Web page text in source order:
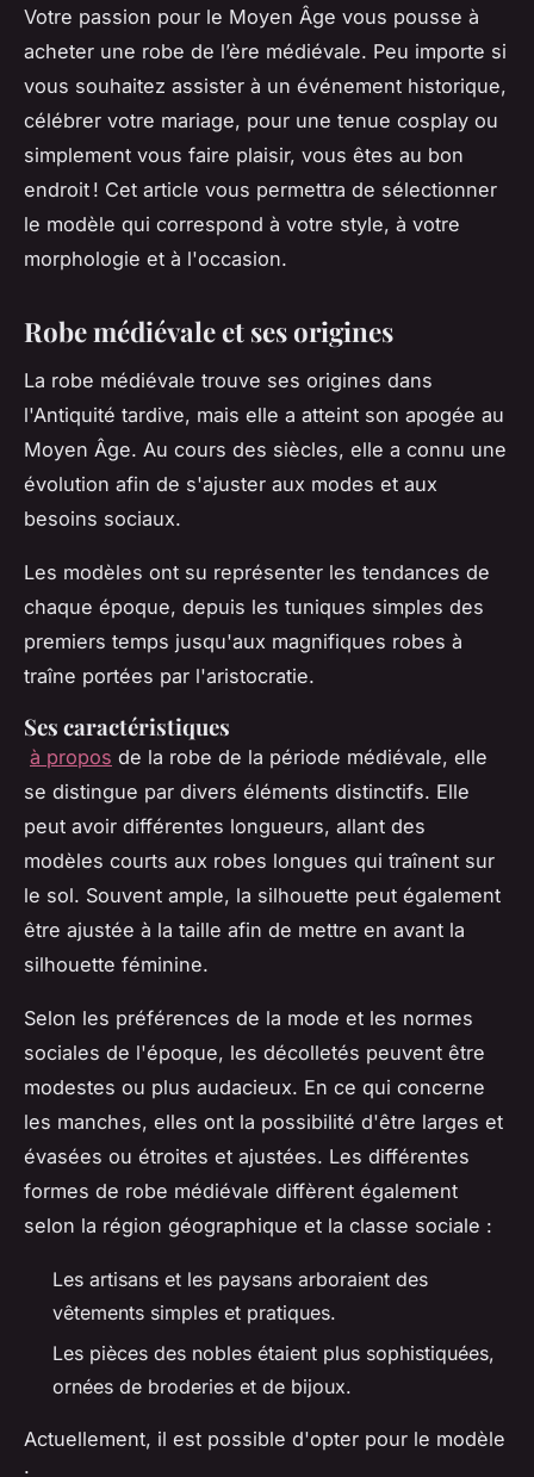
Votre passion pour le Moyen Âge vous pousse à
acheter une robe de l’ère médiévale. Peu importe si
vous souhaitez assister à un événement historique,
célébrer votre mariage, pour une tenue cosplay ou
simplement vous faire plaisir, vous êtes au bon
endroit ! Cet article vous permettra de sélectionner
le modèle qui correspond à votre style, à votre
morphologie et à l'occasion.
Robe médiévale et ses origines
La robe médiévale trouve ses origines dans
l'Antiquité tardive, mais elle a atteint son apogée au
Moyen Âge. Au cours des siècles, elle a connu une
évolution afin de s'ajuster aux modes et aux
besoins sociaux.
Les modèles ont su représenter les tendances de
chaque époque, depuis les tuniques simples des
premiers temps jusqu'aux magnifiques robes à
traîne portées par l'aristocratie.
Ses caractéristiques
à propos de la robe de la période médiévale, elle
se distingue par divers éléments distinctifs. Elle
peut avoir différentes longueurs, allant des
modèles courts aux robes longues qui traînent sur
le sol. Souvent ample, la silhouette peut également
être ajustée à la taille afin de mettre en avant la
silhouette féminine.
Selon les préférences de la mode et les normes
sociales de l'époque, les décolletés peuvent être
modestes ou plus audacieux. En ce qui concerne
les manches, elles ont la possibilité d'être larges et
évasées ou étroites et ajustées. Les différentes
formes de robe médiévale diffèrent également
selon la région géographique et la classe sociale :
Les artisans et les paysans arboraient des
vêtements simples et pratiques.
Les pièces des nobles étaient plus sophistiquées,
ornées de broderies et de bijoux.
Actuellement, il est possible d'opter pour le modèle